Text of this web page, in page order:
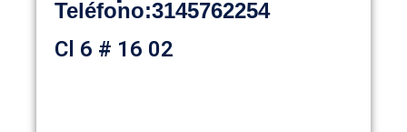
Teléfono:3145762254
Cl 6 # 16 02